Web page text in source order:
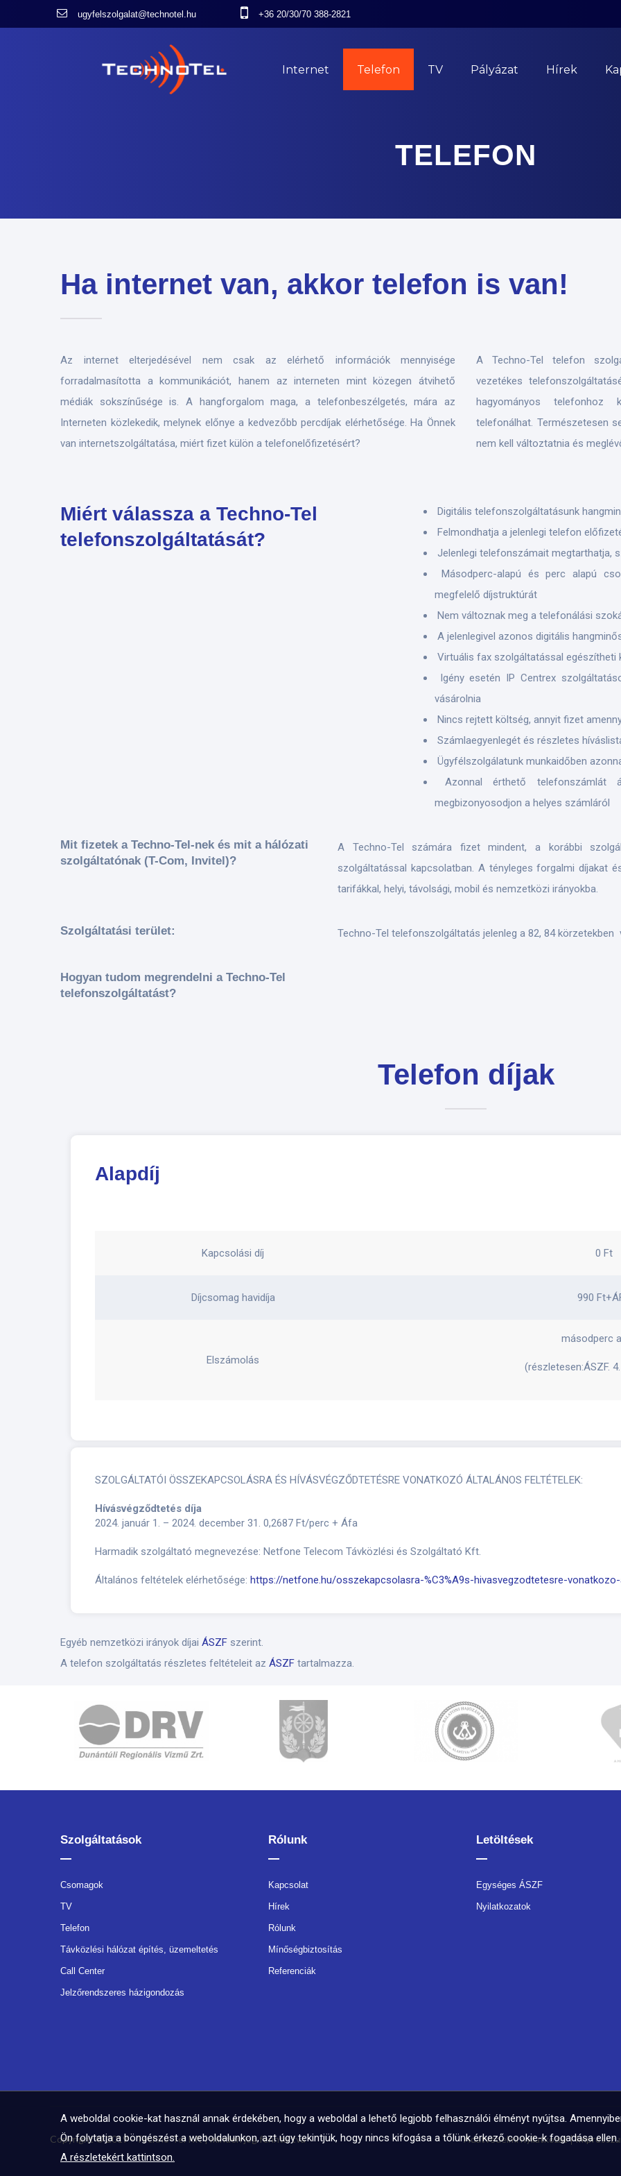
ugyfelszolgalat@technotel.hu +36 20/30/70 388-2821
Internet Telefon TV Pályázat Hírek
TELEFON
Ha internet van, akkor telefon is van!
Az internet elterjedésével nem csak az elérhető információk mennyisége
forradalmasította a kommunikációt, hanem az interneten mint közegen átvihető
médiák sokszínűsége is. A hangforgalom maga, a telefonbeszélgetés, mára az
Interneten közlekedik, melynek előnye a kedvezőbb percdíjak elérhetősége. Ha Önnek
van internetszolgáltatása, miért fizet külön a telefonelőfizetésért?
A Techno-Tel telefon
vezetékes
hagyományos telefonhoz
telefonálhat. Természetesen
nem kell változtatnia és
Miért válassza a Techno-Tel
telefonszolgáltatását?
Digitális telefonszolgáltatásunk
Felmondhatja a jelenlegi telefon
Jelenlegi telefonszámait megtarthatja,
Másodperc-alapú és perc alapú
megfelelő díjstruktúrát
Nem változnak meg a telefonálási
A jelenlegivel azonos digitális
Virtuális fax szolgáltatással
Igény esetén IP Centrex
vásárolnia
Nincs rejtett költség, annyit fizet
Számlaegyenlegét és részletes
Ügyfélszolgálatunk munkaidőben
Azonnal érthető
megbizonyosodjon a helyes számláról
Mit fizetek a Techno-Tel-nek és mit a hálózati
szolgáltatónak (T-Com, Invitel)?
A Techno-Tel számára fizet mindent, a korábbi
szolgáltatással kapcsolatban. A tényleges forgalmi díjakat
tarifákkal, helyi, távolsági, mobil és nemzetközi irányokba.
Szolgáltatási terület: Techno-Tel telefonszolgáltatás jelenleg a 82, 84 körzetekben
Hogyan tudom megrendelni a Techno-Tel
telefonszolgáltatást?
Telefon díjak
Alapdíj
Kapcsolási díj 0 Ft
Díjcsomag havidíja 990
Elszámolás
másodperc
(részletesen:ÁSZF.
SZOLGÁLTATÓI ÖSSZEKAPCSOLÁSRA ÉS HÍVÁSVÉGZŐDTETÉSRE VONATKOZÓ ÁLTALÁNOS FELTÉTELEK:
Hívásvégződtetés díja
2024. január 1. – 2024. december 31. 0,2687 Ft/perc + Áfa
Harmadik szolgáltató megnevezése: Netfone Telecom Távközlési és Szolgáltató Kft.
Általános feltételek elérhetősége: https://netfone.hu/osszekapcsolasra-%C3%A9s-hivasvegzodtetesre-
Egyéb nemzetközi irányok díjai ÁSZF szerint.
A telefon szolgáltatás részletes feltételeit az ÁSZF tartalmazza.
Szolgáltatások
Csomagok
TV
Telefon
Távközlési hálózat építés, üzemeltetés
Call Center
Jelzőrendszeres házigondozás
Rólunk
Kapcsolat
Hírek
Rólunk
Mínőségbiztosítás
Referenciák
Letöltések
Egységes ÁSZF
Nyilatkozatok
Copyright © 2019 - Techno-Tel Kft | minden jog fenntartva Adatvédelmi nyilatkozat
A weboldal cookie-kat használ annak érdekében, hogy a weboldal a lehető legjobb felhasználói élményt nyújtsa.
Ön folytatja a böngészést a weboldalunkon, azt úgy tekintjük, hogy nincs kifogása a tőlünk érkező cookie-k fogadása ellen.
A részletekért kattintson.